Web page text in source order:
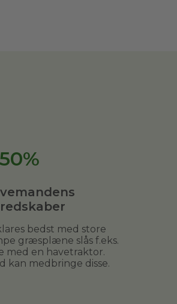
bedst med store
græsplæne slås f.eks.
med en havetraktor.
kan medbringe disse.